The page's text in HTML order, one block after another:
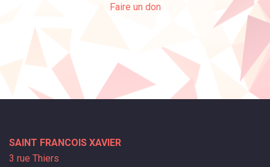
Faire un don
SAINT FRANCOIS XAVIER
3 rue Thiers